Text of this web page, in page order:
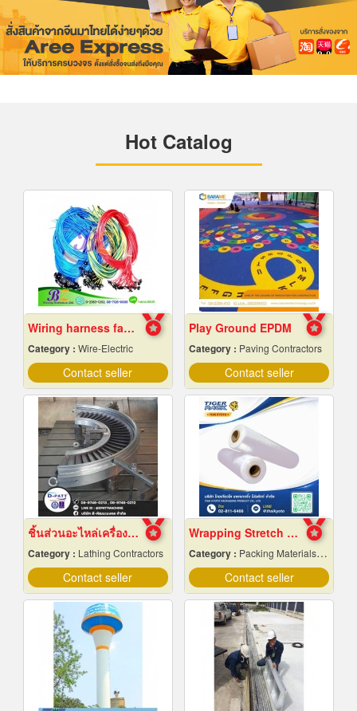
Hot Catalog
Wiring harness factory
Category : Wire-Electric
Contact seller
Play Ground EPDM
Category : Paving Contractors
Contact seller
ชิ้นส่วนอะไหล่เครื่องจักรกล
Category : Lathing Contractors
Contact seller
Wrapping Stretch Film
Category : Packing Materials-Mechanical
Contact seller